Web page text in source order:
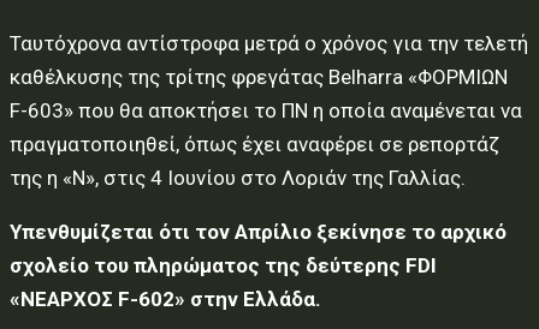
Ταυτόχρονα αντίστροφα μετρά ο χρόνος για την τελετή
καθέλκυσης της τρίτης φρεγάτας Belharra «ΦΟΡΜΙΩΝ
F-603» που θα αποκτήσει το ΠΝ η οποία αναμένεται να
πραγματοποιηθεί, όπως έχει αναφέρει σε ρεπορτάζ
της η «Ν», στις 4 Ιουνίου στο Λοριάν της Γαλλίας.
Υπενθυμίζεται ότι τον Απρίλιο ξεκίνησε το αρχικό
σχολείο του πληρώματος της δεύτερης FDI
«ΝΕΑΡΧΟΣ F-602» στην Ελλάδα.